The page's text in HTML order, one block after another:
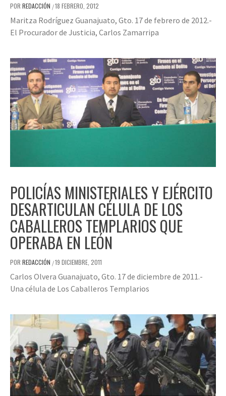
POR REDACCIÓN /18 FEBRERO, 2012
Maritza Rodríguez Guanajuato, Gto. 17 de febrero de 2012.-
El Procurador de Justicia, Carlos Zamarripa
POLICÍAS MINISTERIALES Y EJÉRCITO
DESARTICULAN CÉLULA DE LOS
CABALLEROS TEMPLARIOS QUE
OPERABA EN LEÓN
POR REDACCIÓN /19 DICIEMBRE, 2011
Carlos Olvera Guanajuato, Gto. 17 de diciembre de 2011.-
Una célula de Los Caballeros Templarios